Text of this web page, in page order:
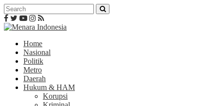
Home
Nasional
Politik
Metro
Daerah
Hukum & HAM
Korupsi